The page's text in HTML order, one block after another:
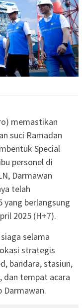
memastikan
suci Ramadan
Special
personel di
Darmawan
telah
yang berlangsung
2025 (H+7).
selama
strategis
bandara, stasiun,
dan tempat acara
Darmawan.